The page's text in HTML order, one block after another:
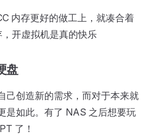
内存更好的做工上，就凑合着
开虚拟机是真的快乐
盘
己创造新的需求，而对于本来就
是如此。有了 NAS 之后想要玩
了！